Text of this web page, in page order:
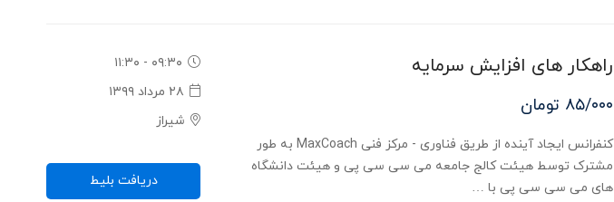
راهکار های افزایش سرمایه
۸۵/۰۰۰ تومان
کنفرانس ایجاد آینده از طریق فناوری - مرکز فنی MaxCoach به طور
مشترک توسط هیئت کالج جامعه می سی سی پی و هیئت دانشگاه
های می سی سی پی با …
۰۹:۳۰ - ۱۱:۳۰
۲۸ مرداد ۱۳۹۹
شیراز
دریافت بلیط